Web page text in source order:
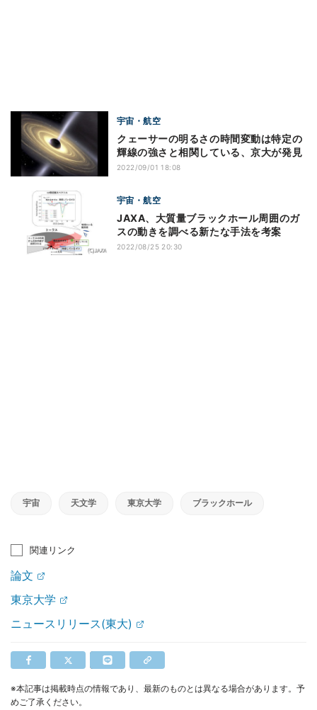
宇宙・航空
クェーサーの明るさの時間変動は特定の
輝線の強さと相関している、京大が発見
2022/09/01 18:08
宇宙・航空
JAXA、大質量ブラックホール周囲のガ
スの動きを調べる新たな手法を考案
2022/08/25 20:30
宇宙 天文学 東京大学 ブラックホール
関連リンク
論文
東京大学
ニュースリリース(東大)
※本記事は掲載時点の情報であり、最新のものとは異なる場合があります。予
めご了承ください。